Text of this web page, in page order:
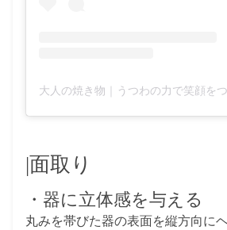
|面取り
・器に立体感を与える
丸みを帯びた器の表面を縦方向に